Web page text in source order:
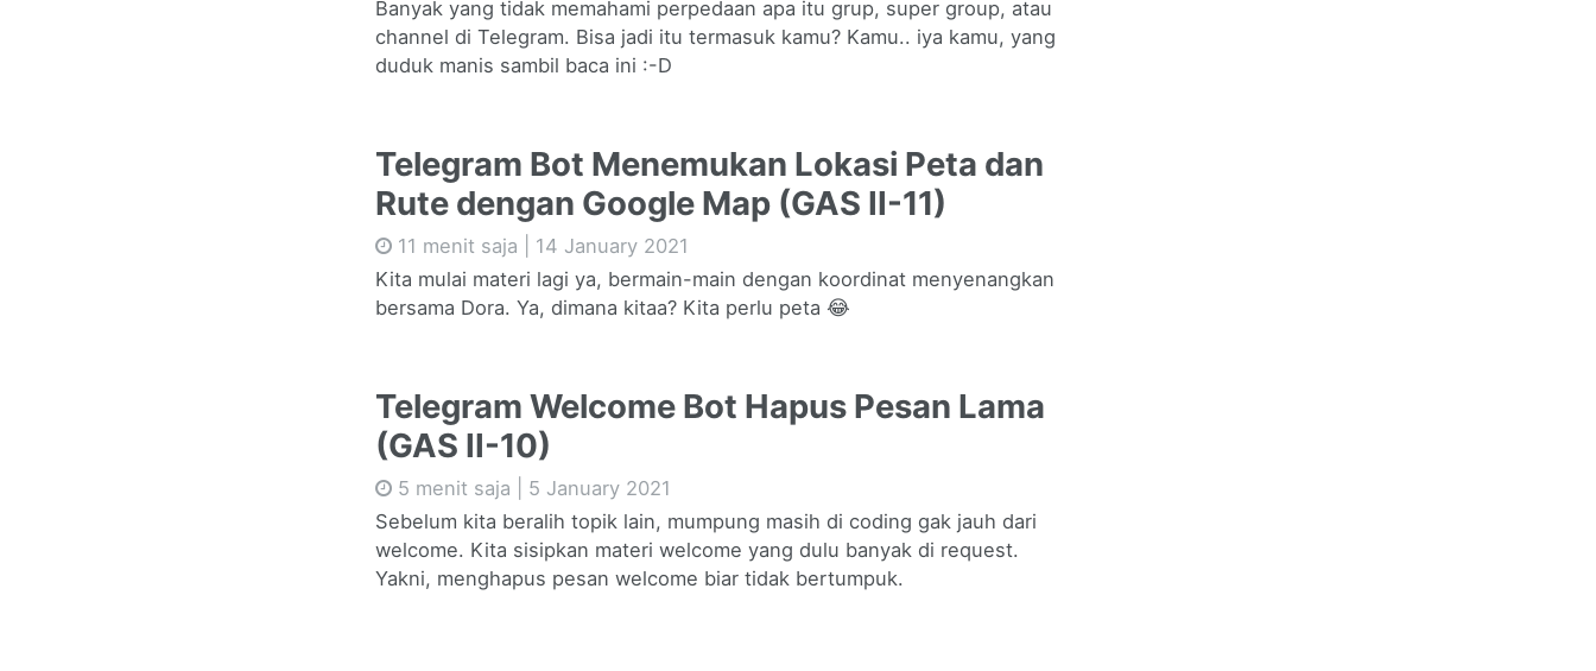
Banyak yang tidak memahami perpedaan apa itu grup, super group, atau
channel di Telegram. Bisa jadi itu termasuk kamu? Kamu.. iya kamu, yang
duduk manis sambil baca ini :-D
Telegram Bot Menemukan Lokasi Peta dan
Rute dengan Google Map (GAS II-11)
11 menit saja | 14 January 2021
Kita mulai materi lagi ya, bermain-main dengan koordinat menyenangkan
bersama Dora. Ya, dimana kitaa? Kita perlu peta 😂
Telegram Welcome Bot Hapus Pesan Lama
(GAS II-10)
5 menit saja | 5 January 2021
Sebelum kita beralih topik lain, mumpung masih di coding gak jauh dari
welcome. Kita sisipkan materi welcome yang dulu banyak di request.
Yakni, menghapus pesan welcome biar tidak bertumpuk.